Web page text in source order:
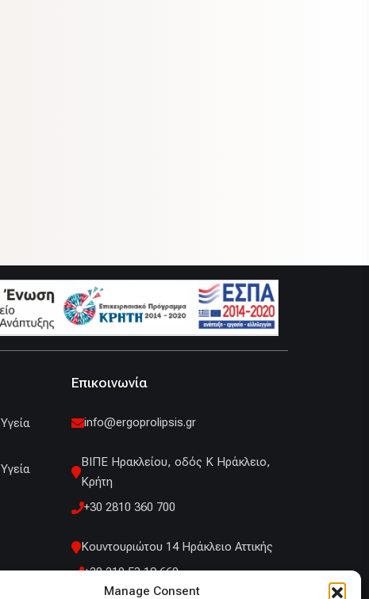
Manage Consent
Επικοινωνία
info@ergoprolipsis.gr
ΒΙΠΕ Ηρακλείου, οδός Κ Ηράκλειο,
Κρήτη
+30 2810 360 700
Κουντουριώτου 14 Ηράκλειο Αττικής
+30 210 53 19 660